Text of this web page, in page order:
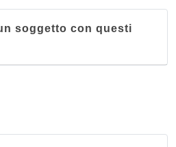
soggetto con questi